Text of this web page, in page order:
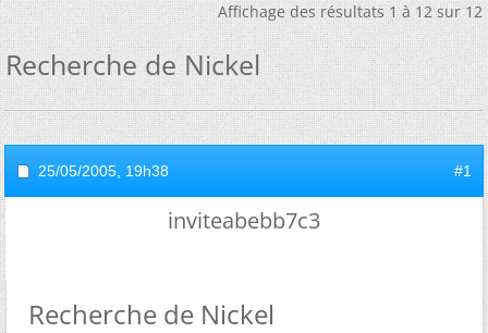
Affichage des résultats 1 à 12 sur 12
Recherche de Nickel
25/05/2005, 19h38 #1
inviteabebb7c3
Recherche de Nickel